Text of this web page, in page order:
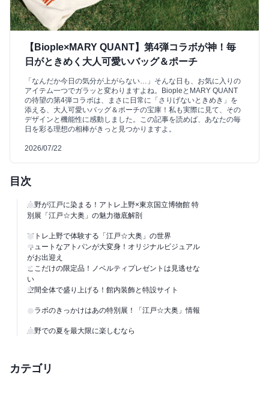
【Biople×MARY QUANT】第4弾コラボが神！毎
日がときめく大人可愛いバッグ＆ポーチ
「なんだか今日の気分が上がらない…」そんな日も、お気に入りの
アイテム一つでガラッと変わりますよね。BiopleとMARY QUANT
の待望の第4弾コラボは、まさに日常に「さりげないときめき」を
添える、大人可愛いバッグ＆ポーチの宝庫！私も実際に見て、その
デザインと機能性に感動しました。この記事を読めば、あなたの毎
日を彩る理想の相棒がきっと見つかりますよ。
2026/07/22
目次
上野が江戸に染まる！アトレ上野×東京国立博物館 特
別展「江戸☆大奥」の魅力徹底解剖
アトレ上野で体験する「江戸☆大奥」の世界
キュートなアトパンが大変身！オリジナルビジュアル
がお出迎え
ここだけの限定品！ノベルティプレゼントは見逃せな
い
空間全体で盛り上げる！館内装飾と特設サイト
コラボのきっかけはあの特別展！「江戸☆大奥」情報
上野での夏を最大限に楽しむなら
カテゴリ